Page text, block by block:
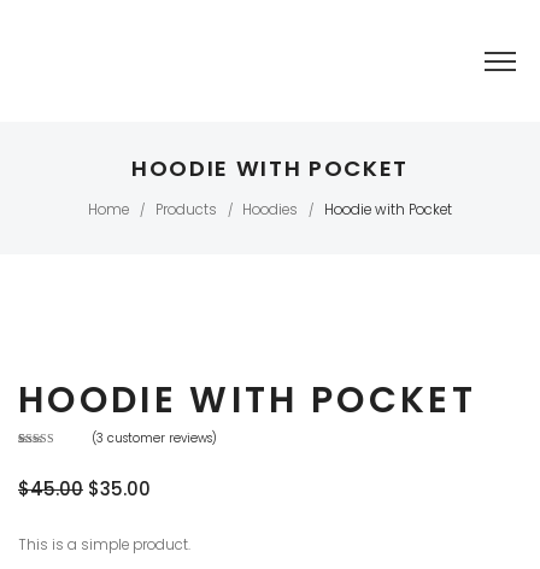
HOODIE WITH POCKET
Home / Products / Hoodies / Hoodie with Pocket
HOODIE WITH POCKET
of 5 based
oncustomer
(3 customer reviews)
$45.00 $35.00
This is a simple product.